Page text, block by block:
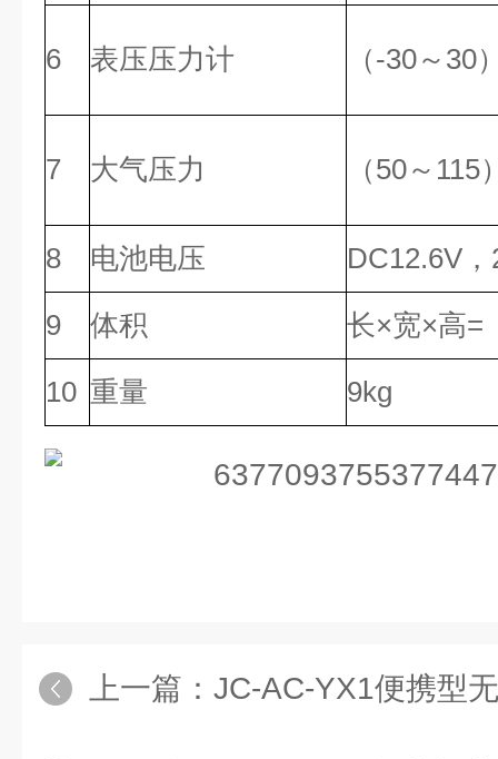
6 表压压力计 （-30～30
7 大气压力 （50～115
8 电池电压
DC12.6V
9
体积
长×宽×高=
10 重量 9kg
上一篇： JC-AC-YX1便携型